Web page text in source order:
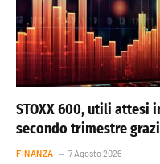
STOXX 600, utili attesi
secondo trimestre
FINANZA 7 Agosto 2026